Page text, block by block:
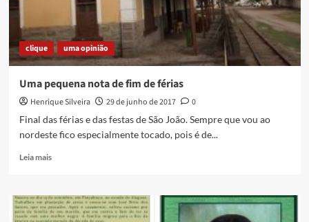
clique uma opinião
Uma pequena nota de fim de férias
Henrique Silveira 29 de junho de 2017
0
Final das férias e das festas de São João. Sempre que vou ao
nordeste fico especialmente tocado, pois é de...
Leia maisRead
Uma
pequena